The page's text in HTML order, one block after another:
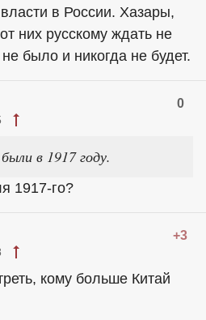
в России. Хазары,
них русскому ждать не
было и никогда не будет.
0
в 1917 году.
1917-го?
+3
кому больше Китай